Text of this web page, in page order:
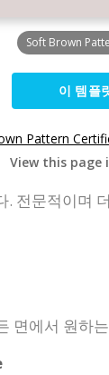
Soft Brown
이 템플
Pattern
View this page
전문적이며
면에서 원하